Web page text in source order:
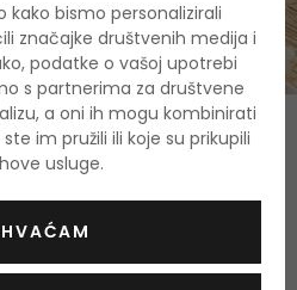
bismo personalizirali
značajke društvenih medija i
podatke o vašoj upotrebi
s partnerima za društvene
a oni ih mogu kombinirati
im pružili ili koje su prikupili
usluge.